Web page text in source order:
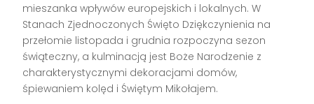
mieszanka wpływów europejskich i lokalnych. W
Stanach Zjednoczonych Święto Dziękczynienia na
przełomie listopada i grudnia rozpoczyna sezon
świąteczny, a kulminacją jest Boże Narodzenie z
charakterystycznymi dekoracjami domów,
śpiewaniem kolęd i Świętym Mikołajem.